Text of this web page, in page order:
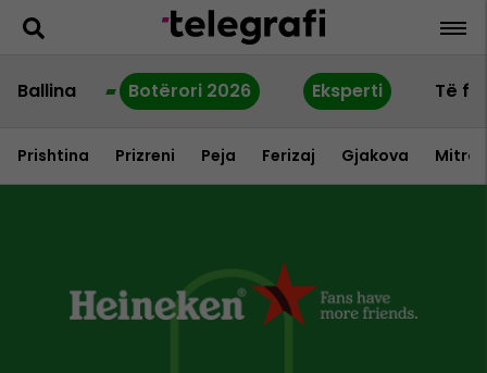
Ballina Botërori 2026 Eksperti Të
Prishtina Prizreni Peja Ferizaj Gjakova